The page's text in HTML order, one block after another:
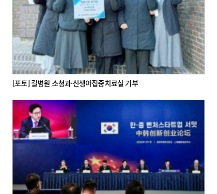
[포토] 길병원 소청과·신생아집중치료실 기부